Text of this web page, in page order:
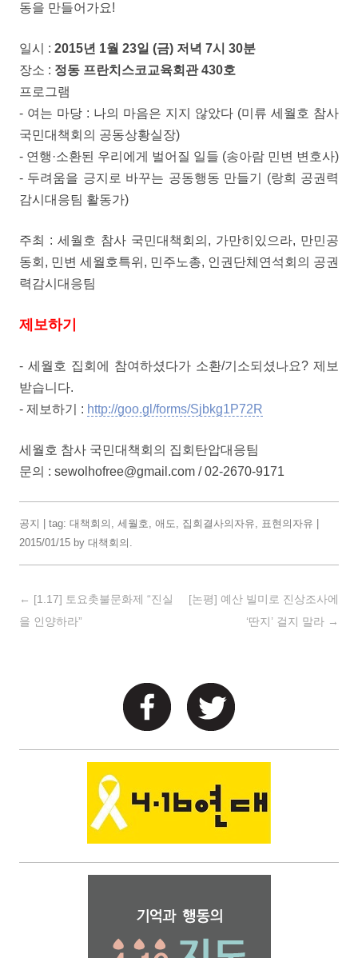
동을 만들어가요!
일시 : 2015년 1월 23일 (금) 저녁 7시 30분
장소 : 정동 프란치스코교육회관 430호
프로그램
- 여는 마당 : 나의 마음은 지지 않았다 (미류 세월호 참사
국민대책회의 공동상황실장)
- 연행·소환된 우리에게 벌어질 일들 (송아람 민변 변호사)
- 두려움을 긍지로 바꾸는 공동행동 만들기 (랑희 공권력
감시대응팀 활동가)
주최 : 세월호 참사 국민대책회의, 가만히있으라, 만민공
동회, 민변 세월호특위, 민주노총, 인권단체연석회의 공권
력감시대응팀
제보하기
- 세월호 집회에 참여하셨다가 소환/기소되셨나요? 제보
받습니다.
- 제보하기 : http://goo.gl/forms/Sjbkg1P72R
세월호 참사 국민대책회의 집회탄압대응팀
문의 : sewolhofree@gmail.com / 02-2670-9171
공지 | tag: 대책회의 , 세월호, 애도, 집회결사의자유, 표현의자유
2015/01/15 by 대책회의 .
Post navigation
← [1.17] 토요촛불문화제 “진실
을 인양하라”
[논평] 예산 빌미로 진상조사에
‘딴지’ 걸지 말라 →